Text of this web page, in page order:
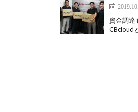
資金調達
CBcloud